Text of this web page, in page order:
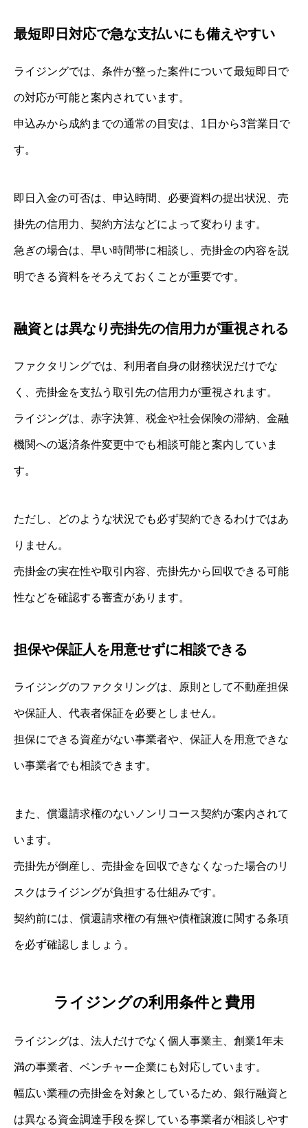
最短即日対応で急な支払いにも備えやすい
ライジングでは、条件が整った案件について最短即日で
の対応が可能と案内されています。
申込みから成約までの通常の目安は、1日から3営業日で
す。
即日入金の可否は、申込時間、必要資料の提出状況、売
掛先の信用力、契約方法などによって変わります。
急ぎの場合は、早い時間帯に相談し、売掛金の内容を説
明できる資料をそろえておくことが重要です。
融資とは異なり売掛先の信用力が重視される
ファクタリングでは、利用者自身の財務状況だけでな
く、売掛金を支払う取引先の信用力が重視されます。
ライジングは、赤字決算、税金や社会保険の滞納、金融
機関への返済条件変更中でも相談可能と案内していま
す。
ただし、どのような状況でも必ず契約できるわけではあ
りません。
売掛金の実在性や取引内容、売掛先から回収できる可能
性などを確認する審査があります。
担保や保証人を用意せずに相談できる
ライジングのファクタリングは、原則として不動産担保
や保証人、代表者保証を必要としません。
担保にできる資産がない事業者や、保証人を用意できな
い事業者でも相談できます。
また、償還請求権のないノンリコース契約が案内されて
います。
売掛先が倒産し、売掛金を回収できなくなった場合のリ
スクはライジングが負担する仕組みです。
契約前には、償還請求権の有無や債権譲渡に関する条項
を必ず確認しましょう。
ライジングの利用条件と費用
ライジングは、法人だけでなく個人事業主、創業1年未
満の事業者、ベンチャー企業にも対応しています。
幅広い業種の売掛金を対象としているため、銀行融資と
は異なる資金調達手段を探している事業者が相談しやす